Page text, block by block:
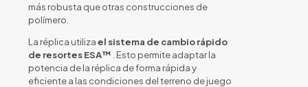
más robusta que otras construcciones de
polímero.
La réplica utilizael sistema de cambio rápido
de resortes ESA™ . Esto permite adaptar la
potencia de la réplica de forma rápida y
eficiente a las condiciones del terreno de juego